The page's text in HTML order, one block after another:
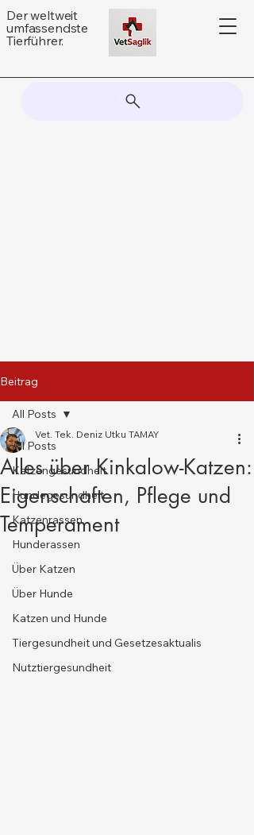
Der weltweit
umfassendste
Tierführer.
Beitrag
All Posts
Katzengesundheit
Hundegesundheit
Katzenrassen
Hunderassen
Über Katzen
Über Hunde
Katzen und Hunde
Tiergesundheit und Gesetzesaktualis
Nutztiergesundheit
All Posts
Alles über Kinkalow-Katzen:
Eigenschaften, Pflege und
Temperament
Vet. Tek. Deniz Utku TAMAY